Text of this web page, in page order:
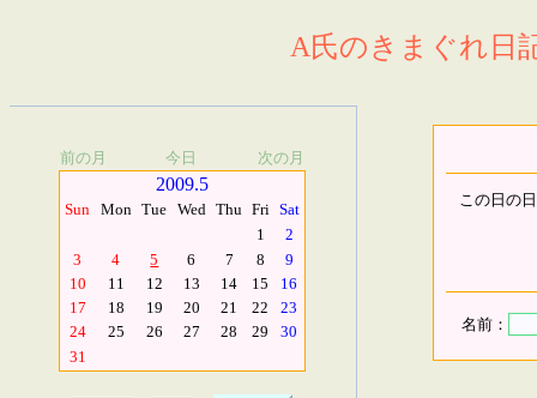
A氏のきまぐれ日
前の月 今日 次の月
2009.5
Sun Mon Tue Wed Thu Fri Sat
1
2
3
4 5 6 7 8
9
10
11 12 13 14 15
16
17
18 19 20 21 22
23
24
25 26 27 28 29
30
31
この日の
名前：